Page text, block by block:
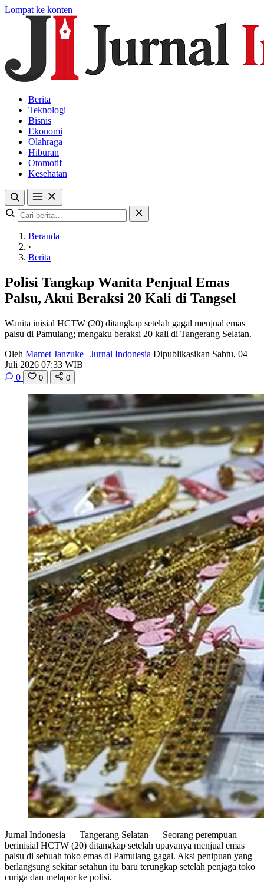
Lompat ke konten
Berita
Teknologi
Bisnis
Ekonomi
Olahraga
Hiburan
Otomotif
Kesehatan
Beranda
·
Berita
Polisi Tangkap Wanita Penjual Emas
Palsu, Akui Beraksi 20 Kali di Tangsel
Wanita inisial HCTW (20) ditangkap setelah gagal menjual emas
palsu di Pamulang; mengaku beraksi 20 kali di Tangerang Selatan.
Oleh Mamet Janzuke | Jurnal Indonesia Dipublikasikan Sabtu, 04
Juli 2026 07:33 WIB
0
0 0
Jurnal Indonesia — Tangerang Selatan — Seorang perempuan
berinisial HCTW (20) ditangkap setelah upayanya menjual emas
palsu di sebuah toko emas di Pamulang gagal. Aksi penipuan yang
berlangsung sekitar setahun itu baru terungkap setelah penjaga toko
curiga dan melapor ke polisi.